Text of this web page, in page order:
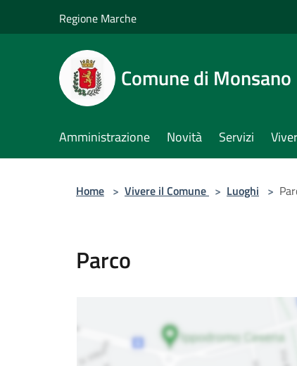
Regione Marche
Comune di Monsano
Amministrazione Novità Servizi
Home > Vivere il Comune > Luoghi >
Parco